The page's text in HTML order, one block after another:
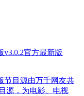
v3.0.2官方最新版
节目源由万千网友共
源，为电影、电视